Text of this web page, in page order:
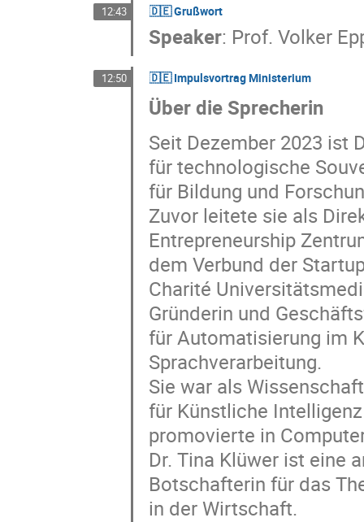
12:43 🇩🇪 Grußwort
Speaker: Prof. Volker
12:50 🇩🇪 Impulsvortrag Ministerium
Über die Sprecherin
Seit Dezember 2023 ist
für technologische
für Bildung und
Zuvor leitete sie als
Entrepreneurship
dem Verbund der
Charité
Gründerin und
für Automatisierung im
Sprachverarbeitung.
Sie war als
für Künstliche
promovierte in
Dr. Tina Klüwer ist eine
Botschafterin für das
in der Wirtschaft.